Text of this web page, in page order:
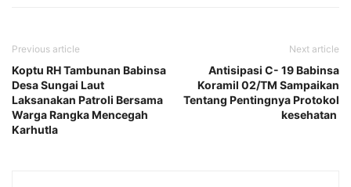
Previous article
Koptu RH Tambunan Babinsa
Desa Sungai Laut
Laksanakan Patroli Bersama
Warga Rangka Mencegah
Karhutla
Next article
Antisipasi C- 19 Babinsa
Koramil 02/TM Sampaikan
Tentang Pentingnya Protokol
kesehatan